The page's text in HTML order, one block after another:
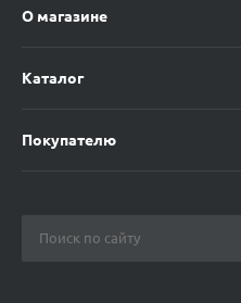
О магазине
Каталог
Покупателю